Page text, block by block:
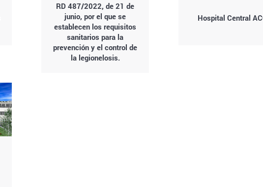
RD 487/2022, de 21 de
junio, por el que se
establecen los requisitos
sanitarios para la
prevención y el control de
la legionelosis.
Hospital Central